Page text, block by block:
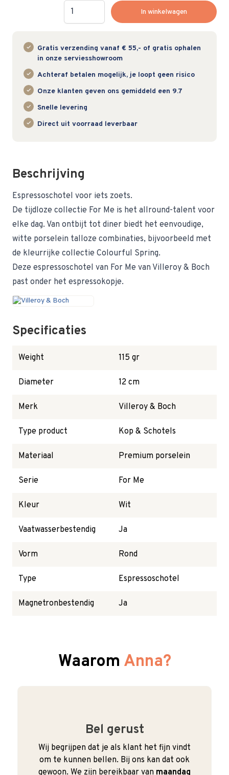
Hoeveelheid
In winkelwagen
Gratis verzending vanaf € 55,- of gratis ophalen
in onze serviesshowroom
Achteraf betalen mogelijk, je loopt geen risico
Onze klanten geven ons gemiddeld een 9.7
Snelle levering
Direct uit voorraad leverbaar
Beschrijving
Espressoschotel voor iets zoets.
De tijdloze collectie For Me is het allround-talent voor
elke dag. Van ontbijt tot diner biedt het eenvoudige,
witte porselein talloze combinaties, bijvoorbeeld met
de kleurrijke collectie Colourful Spring.
Deze espressoschotel van For Me van Villeroy & Boch
past onder het espressokopje.
Specificaties
Weight 115 gr
Diameter 12 cm
Merk Villeroy & Boch
Type product Kop & Schotels
Materiaal Premium porselein
Serie For Me
Kleur Wit
Vaatwasserbestendig Ja
Vorm Rond
Type Espressoschotel
Magnetronbestendig Ja
Waarom Anna?
Bel gerust
Wij begrijpen dat je als klant het fijn vindt
om te kunnen bellen. Bij ons kan dat ook
gewoon. We zijn bereikbaar van maandag